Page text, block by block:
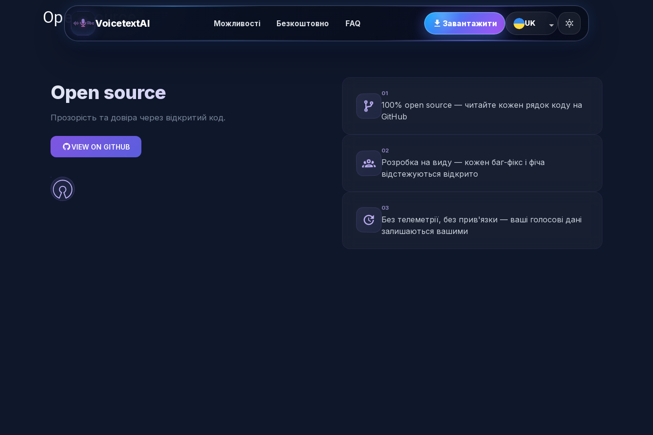
VoicetextAI Можливості Безкоштовно FAQ Завантажити UK
Open source
Open source
Прозорість та довіра через відкритий код.
VIEW ON GITHUB
01
100% open source — читайте кожен рядок коду на
GitHub
02
Розробка на виду — кожен баг-фікс і фіча
відстежуються відкрито
03
Без телеметрії, без прив'язки — ваші голосові дані
залишаються вашими